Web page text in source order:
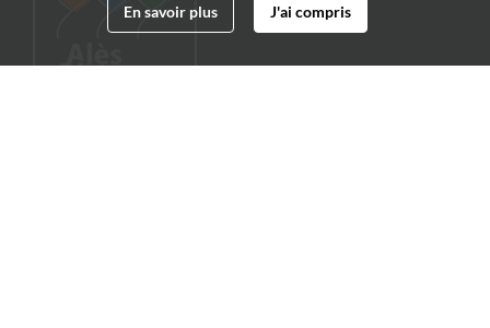
En savoir plus J'ai compris